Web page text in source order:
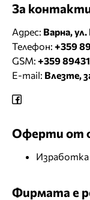
За
Адрес: Варна,
Телефон: +359
GSM: +359
E-mail: Влезте,
Оферти от
Изработка
Фирмата е